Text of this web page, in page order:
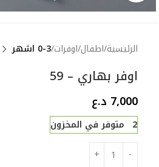
الرئيسية اطفال اوفرات 0-3 اشهر
اوفر بهاري – 59
7,000 د.ع
2 متوفر في المخزون